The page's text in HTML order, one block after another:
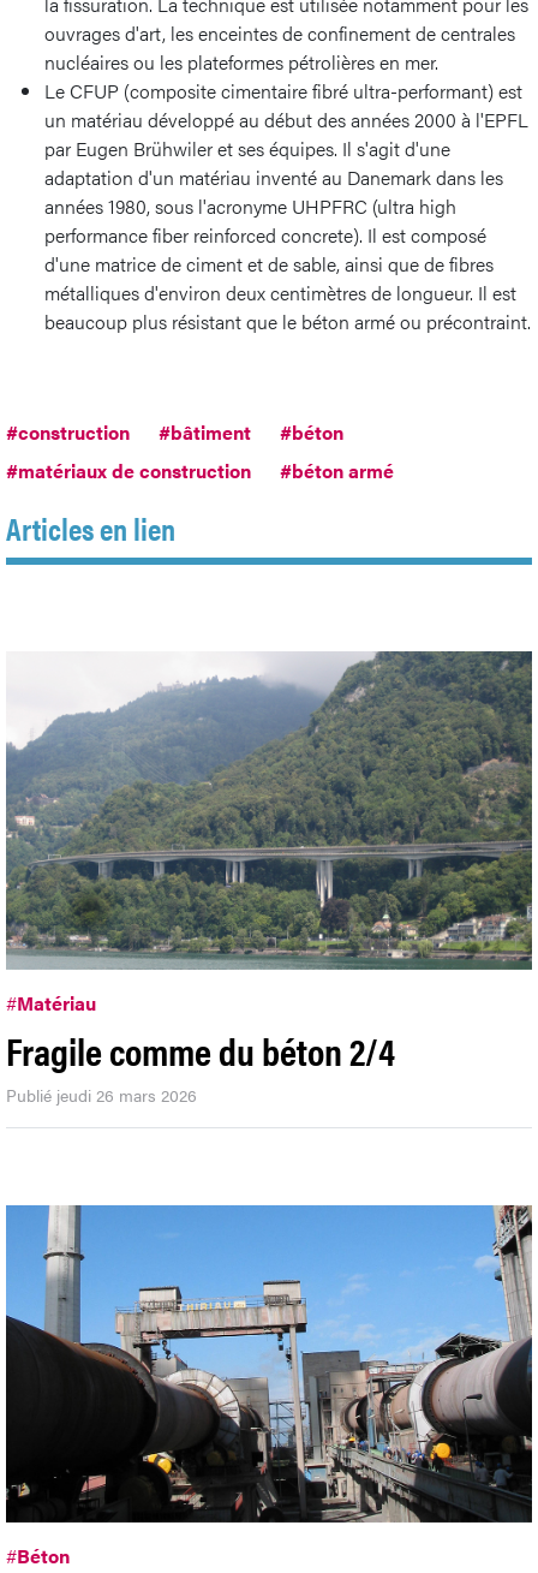
ouvrages d'art, les enceintes de confinement de centrales
nucléaires ou les plateformes pétrolières en mer.
Le CFUP (composite cimentaire fibré ultra-performant) est
un matériau développé au début des années 2000 à l'EPFL
par Eugen Brühwiler et ses équipes. Il s'agit d'une
adaptation d'un matériau inventé au Danemark dans les
années 1980, sous l'acronyme UHPFRC (ultra high
performance fiber reinforced concrete). Il est composé
d'une matrice de ciment et de sable, ainsi que de fibres
métalliques d'environ deux centimètres de longueur. Il est
beaucoup plus résistant que le béton armé ou précontraint.
#construction #bâtiment
#béton
#matériaux de construction
#béton armé
Articles en lien
#Matériau
Fragile comme du béton 2/4
Publié jeudi 26 mars 2026
#Béton